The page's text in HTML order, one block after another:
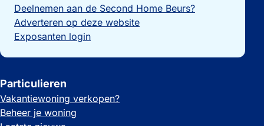
Deelnemen aan de Second Home Beurs?
Adverteren op deze website
Exposanten login
Particulieren
Vakantiewoning verkopen?
Beheer je woning